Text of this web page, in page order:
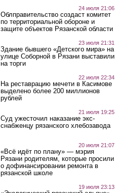
24 июля 21:06
Облправительство создаст комитет
по территориальной обороне и
защите объектов Рязанской области
23 июля 21:31
Здание бывшего «Детского мира» на
улице Соборной в Рязани выставили
на торги
22 июля 22:34
На реставрацию мечети в Касимове
выделено более 200 миллионов
рублей
21 июля 19:25
Суд ужесточил наказание экс-
снабженцу рязанского хлебозавода
20 июля 21:07
«Всё идёт по плану» — мэрия
Рязани родителям, которые просили
о дофинансировании ремонта в
рязанской школе
19 июля 23:13